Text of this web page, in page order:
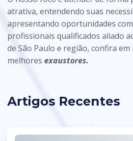
atrativa, entendendo suas
apresentando oportunidades
profissionais qualificados aliado
de São Paulo e região, confira
melhores exaustores.
Artigos Recentes